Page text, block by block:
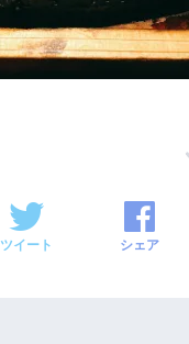
ツイート シェア